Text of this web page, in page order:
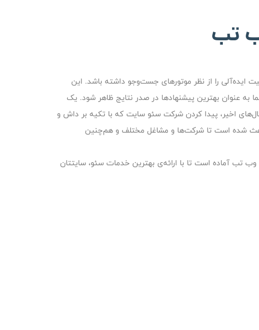
تب
را از نظر موتورهای جست‌وجو داشته باشد. این
عنوان بهترین پیشنهادها در صدر نتایج ظاهر شود. یک
اخیر، پیدا کردن شرکت سئو سایت که با تکیه بر داش و
شده است تا شرکت‌ها و مشاغل مختلف و هم‌چنین
تب آماده است تا با ارائه‌ی بهترین خدمات سئو، سایتتان